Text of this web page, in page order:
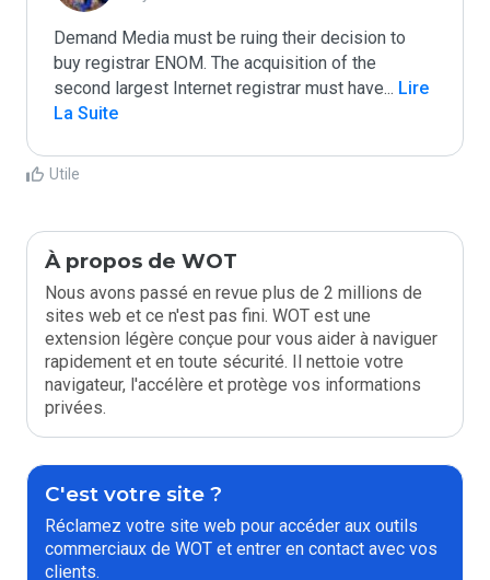
Demand Media must be ruing their decision to
buy registrar ENOM. The acquisition of the
second largest Internet registrar must have... Lire
La Suite
Utile
À propos de WOT
Nous avons passé en revue plus de 2 millions de
sites web et ce n'est pas fini. WOT est une
extension légère conçue pour vous aider à naviguer
rapidement et en toute sécurité. Il nettoie votre
navigateur, l'accélère et protège vos informations
privées.
C'est votre site ?
Réclamez votre site web pour accéder aux outils
commerciaux de WOT et entrer en contact avec vos
clients.